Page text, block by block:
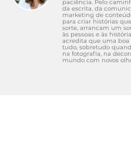
paciência. Pelo
da escrita, da
marketing de
para criar histórias
sorte, arrancam um
às pessoas e às
acredita que uma
tudo, sobretudo
na fotografia, na
mundo com novos